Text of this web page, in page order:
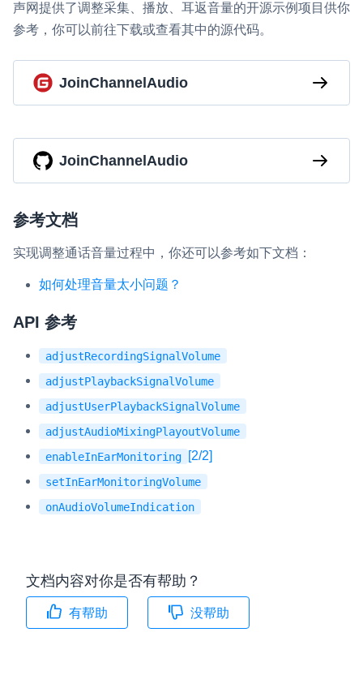
声网提供了调整采集、播放、耳返音量的开源示例项目供你
参考，你可以前往下载或查看其中的源代码。
JoinChannelAudio
JoinChannelAudio
参考文档
实现调整通话音量过程中，你还可以参考如下文档：
如何处理音量太小问题？
API 参考
adjustRecordingSignalVolume
adjustPlaybackSignalVolume
adjustUserPlaybackSignalVolume
adjustAudioMixingPlayoutVolume
enableInEarMonitoring
[2/2]
setInEarMonitoringVolume
onAudioVolumeIndication
文档内容对你是否有帮助？
有帮助 没帮助